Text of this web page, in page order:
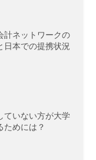
計ネットワークの
日本での提携状況
ていない方が大学
ためには？